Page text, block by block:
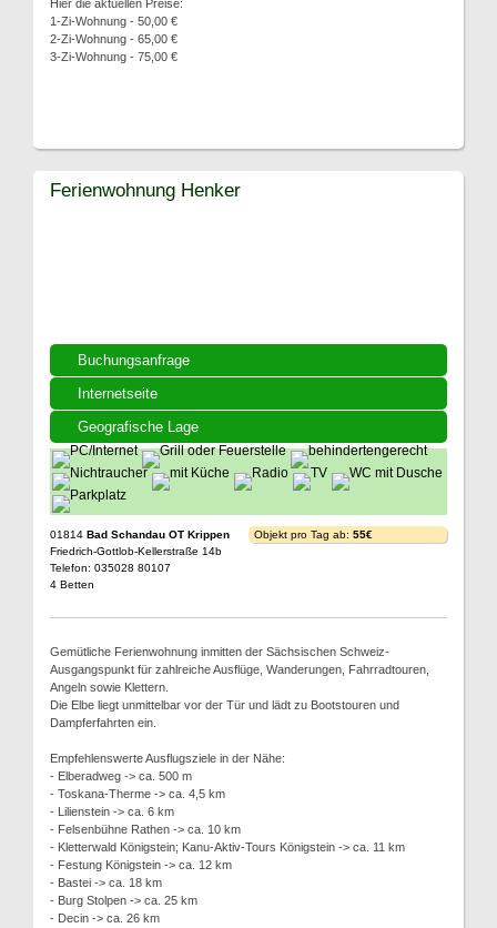
Hier die aktuellen Preise:
1-Zi-Wohnung - 50,00 €
2-Zi-Wohnung - 65,00 €
3-Zi-Wohnung - 75,00 €
Buchungsanfrage
Internetseite
Geografische Lage
Ferienwohnung Henker
01814 Bad Schandau OT Krippen
Friedrich-Gottlob-Kellerstraße 14b
Telefon: 035028 80107
4 Betten
Objekt pro Tag ab: 55€
Gemütliche Ferienwohnung inmitten der Sächsischen Schweiz-
Ausgangspunkt für zahlreiche Ausflüge, Wanderungen, Fahrradtouren,
Angeln sowie Klettern.
Die Elbe liegt unmittelbar vor der Tür und lädt zu Bootstouren und
Dampferfahrten ein.
Empfehlenswerte Ausflugsziele in der Nähe:
- Elberadweg -> ca. 500 m
- Toskana-Therme -> ca. 4,5 km
- Lilienstein -> ca. 6 km
- Felsenbühne Rathen -> ca. 10 km
- Kletterwald Königstein; Kanu-Aktiv-Tours Königstein -> ca. 11 km
- Festung Königstein -> ca. 12 km
- Bastei -> ca. 18 km
- Burg Stolpen -> ca. 25 km
- Decin -> ca. 26 km